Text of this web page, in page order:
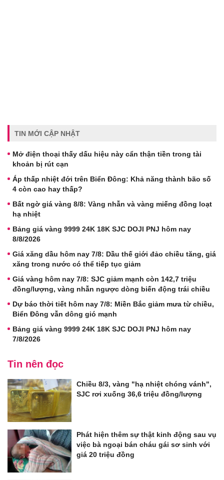
TIN MỚI CẬP NHẬT
Mở điện thoại thấy dấu hiệu này cẩn thận tiền trong tài
khoản bị rút cạn
Áp thấp nhiệt đới trên Biển Đông: Khả năng thành bão số
4 còn cao hay thấp?
Bất ngờ giá vàng 8/8: Vàng nhẫn và vàng miếng đồng loạt
hạ nhiệt
Bảng giá vàng 9999 24K 18K SJC DOJI PNJ hôm nay
8/8/2026
Giá xăng dầu hôm nay 7/8: Dầu thế giới đảo chiều tăng, giá
xăng trong nước có thể tiếp tục giảm
Giá vàng hôm nay 7/8: SJC giảm mạnh còn 142,7 triệu
đồng/lượng, vàng nhẫn ngược dòng biến động trái chiều
Dự báo thời tiết hôm nay 7/8: Miền Bắc giảm mưa từ chiều,
Biển Đông vẫn dông gió mạnh
Bảng giá vàng 9999 24K 18K SJC DOJI PNJ hôm nay
7/8/2026
Tin nên đọc
Chiều 8/3, vàng "hạ nhiệt chóng vánh",
SJC rơi xuống 36,6 triệu đồng/lượng
Phát hiện thêm sự thật kinh động sau vụ
việc bà ngoại bán cháu gái sơ sinh với
giá 20 triệu đồng